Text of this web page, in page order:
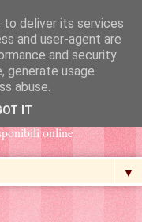
online
▼
to deliver its services
and user-agent are
and security
generate usage
abuse.
IT